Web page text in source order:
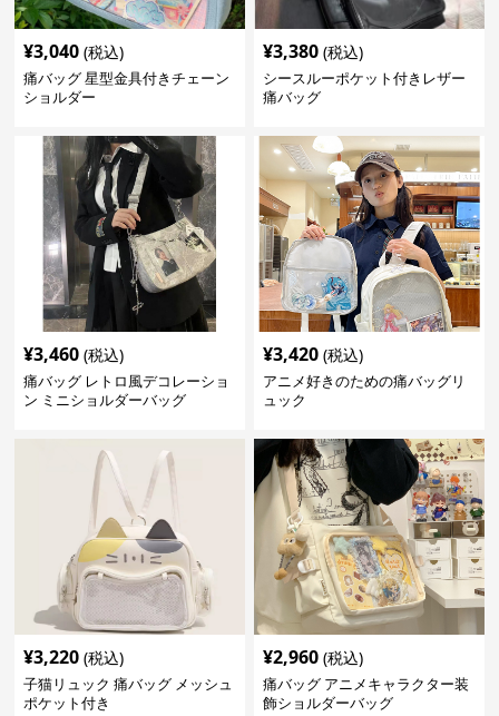
¥3,040 (税込)
痛バッグ 星型金具付きチェーン
ショルダー
¥3,380 (税込)
シースルーポケット付きレザー
痛バッグ
¥3,460 (税込)
痛バッグ レトロ風デコレーショ
ン ミニショルダーバッグ
¥3,420 (税込)
アニメ好きのための痛バッグリ
ュック
¥3,220 (税込)
子猫リュック 痛バッグ メッシュ
ポケット付き
¥2,960 (税込)
痛バッグ アニメキャラクター装
飾ショルダーバッグ